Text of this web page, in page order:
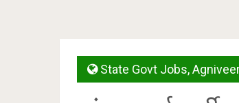
State Govt Jobs,